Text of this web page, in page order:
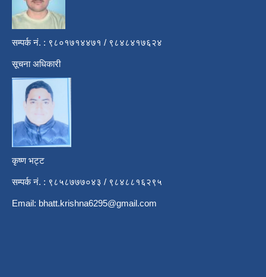
सम्पर्क नं. : ९८०१७१४४७१ / ९८४८४१७६२४
सूचना अधिकारी
कृष्ण भट्ट
सम्पर्क नं. : ९८५८७७७०४३ / ९८४८८१६२९५
Email: bhatt.krishna6295@gmail.com